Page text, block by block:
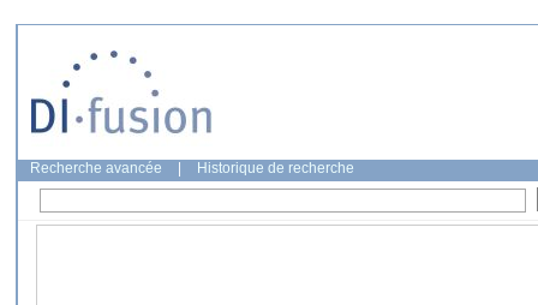
Recherche avancée Historique de recherche